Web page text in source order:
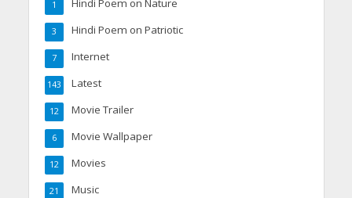
Hindi Poem on Nature
1
Hindi Poem on Patriotic
3
Internet
7
Latest
143
Movie Trailer
12
Movie Wallpaper
6
Movies
12
Music
21